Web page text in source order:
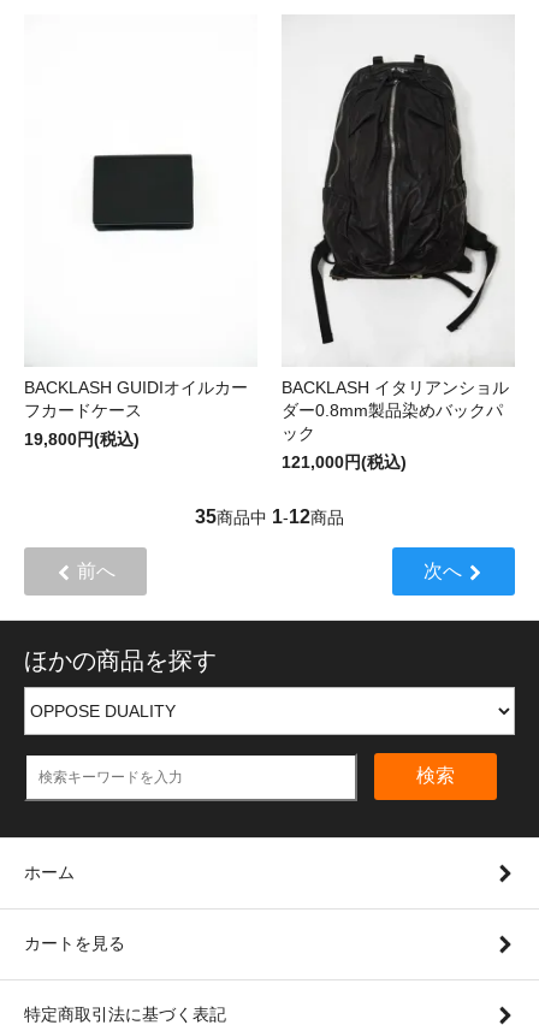
BACKLASH GUIDIオイルカー
フカードケース
19,800円(税込)
BACKLASH イタリアンショル
ダー0.8mm製品染めバックパ
ック
121,000円(税込)
35商品中 1-12商品
前へ 次へ
ほかの商品を探す
検索
ホーム
カートを見る
特定商取引法に基づく表記